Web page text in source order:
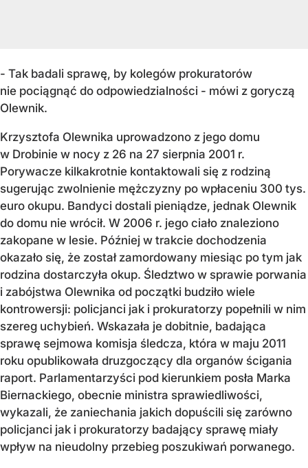
- Tak badali sprawę, by kolegów prokuratorów
nie pociągnąć do odpowiedzialności - mówi z goryczą
Olewnik.
Krzysztofa Olewnika uprowadzono z jego domu
w Drobinie w nocy z 26 na 27 sierpnia 2001 r.
Porywacze kilkakrotnie kontaktowali się z rodziną
sugerując zwolnienie mężczyzny po wpłaceniu 300 tys.
euro okupu. Bandyci dostali pieniądze, jednak Olewnik
do domu nie wrócił. W 2006 r. jego ciało znaleziono
zakopane w lesie. Później w trakcie dochodzenia
okazało się, że został zamordowany miesiąc po tym jak
rodzina dostarczyła okup. Śledztwo w sprawie porwania
i zabójstwa Olewnika od początki budziło wiele
kontrowersji: policjanci jak i prokuratorzy popełnili w nim
szereg uchybień. Wskazała je dobitnie, badająca
sprawę sejmowa komisja śledcza, która w maju 2011
roku opublikowała druzgoczący dla organów ścigania
raport. Parlamentarzyści pod kierunkiem posła Marka
Biernackiego, obecnie ministra sprawiedliwości,
wykazali, że zaniechania jakich dopuścili się zarówno
policjanci jak i prokuratorzy badający sprawę miały
wpływ na nieudolny przebieg poszukiwań porwanego.